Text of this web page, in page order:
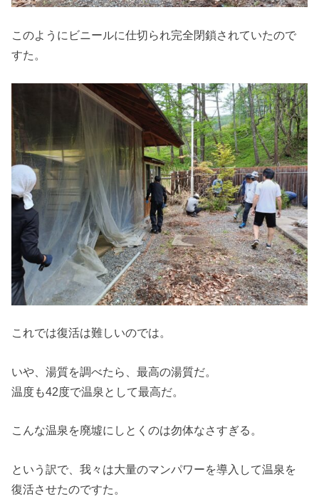
このようにビニールに仕切られ完全閉鎖されていたので
すた。
これでは復活は難しいのでは。
いや、湯質を調べたら、最高の湯質だ。
温度も42度で温泉として最高だ。
こんな温泉を廃墟にしとくのは勿体なさすぎる。
という訳で、我々は大量のマンパワーを導入して温泉を
復活させたのですた。